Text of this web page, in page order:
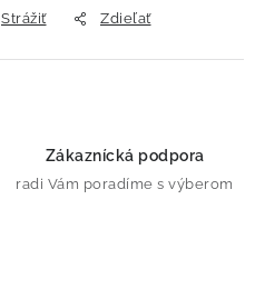
Strážiť Zdieľať
Zákaznícká podpora
radi Vám poradíme s výberom